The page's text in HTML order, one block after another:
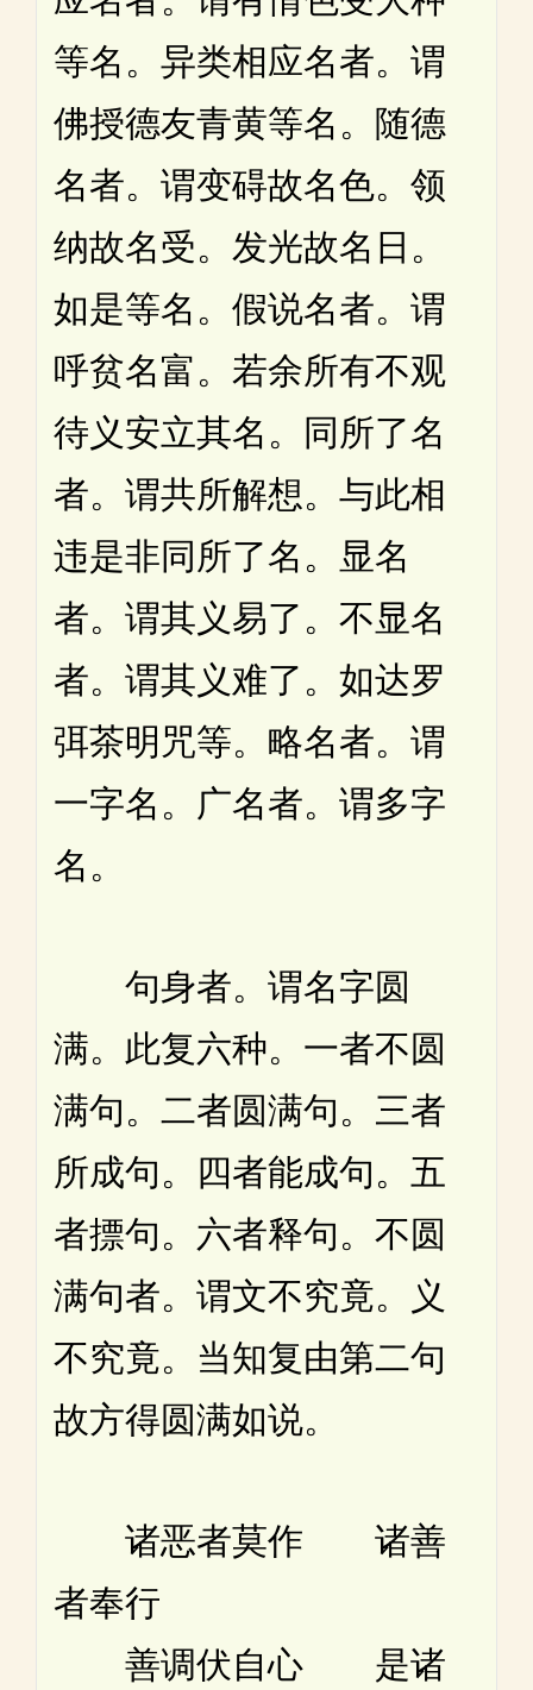
等名。异类相应名者。谓
佛授德友青黄等名。随德
名者。谓变碍故名色。领
纳故名受。发光故名日。
如是等名。假说名者。谓
呼贫名富。若余所有不观
待义安立其名。同所了名
者。谓共所解想。与此相
违是非同所了名。显名
者。谓其义易了。不显名
者。谓其义难了。如达罗
弭茶明咒等。略名者。谓
一字名。广名者。谓多字
名。
句身者。谓名字圆
满。此复六种。一者不圆
满句。二者圆满句。三者
所成句。四者能成句。五
者摽句。六者释句。不圆
满句者。谓文不究竟。义
不究竟。当知复由第二句
故方得圆满如说。
诸恶者莫作 诸善
者奉行
善调伏自心 是诸